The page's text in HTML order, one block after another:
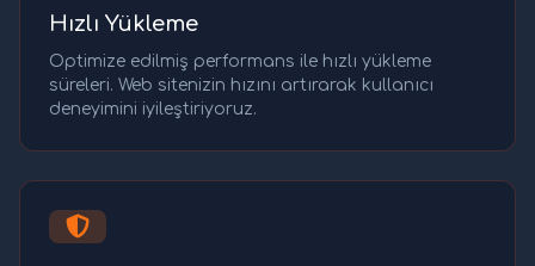
Hızlı Yükleme
Optimize edilmiş performans ile hızlı yükleme
süreleri. Web sitenizin hızını artırarak kullanıcı
deneyimini iyileştiriyoruz.